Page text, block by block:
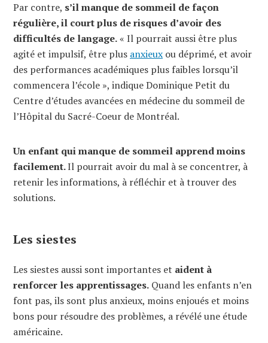
Par contre, s’il manque de sommeil de façon
régulière, il court plus de risques d’avoir des
difficultés de langage.« Il pourrait aussi être plus
agité et impulsif, être plus anxieux ou déprimé, et avoir
des performances académiques plus faibles lorsqu’il
commencera l’école », indique Dominique Petit du
Centre d’études avancées en médecine du sommeil de
l’Hôpital du Sacré-Coeur de Montréal.
Un enfant qui manque de sommeil apprend moins
facilement.Il pourrait avoir du mal à se concentrer, à
retenir les informations, à réfléchir et à trouver des
solutions.
Les siestes
Les siestes aussi sont importantes et aident à
renforcer les apprentissages. Quand les enfants n’en
font pas, ils sont plus anxieux, moins enjoués et moins
bons pour résoudre des problèmes, a révélé une étude
américaine.